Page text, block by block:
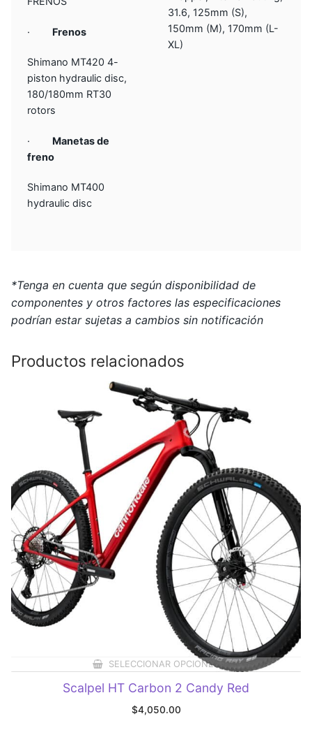
· Frenos
Shimano MT420 4-
piston hydraulic disc,
180/180mm RT30
rotors
· Manetas de
freno
Shimano MT400
hydraulic disc
31.6, 125mm (S),
150mm (M), 170mm (L-
XL)
*Tenga en cuenta que según disponibilidad de
componentes y otros factores las especificaciones
podrían estar sujetas a cambios sin notificación
Productos relacionados
SELECCIONAR OPCIONES
Scalpel HT Carbon 2 Candy Red
$4,050.00